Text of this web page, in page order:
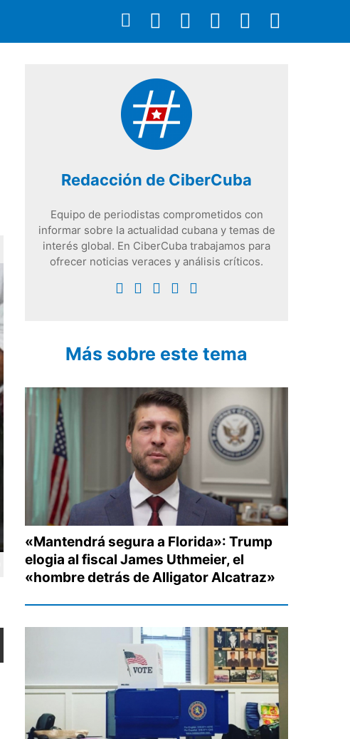
Redacción de CiberCuba
Equipo de periodistas comprometidos con
informar sobre la actualidad cubana y temas de
interés global. En CiberCuba trabajamos para
ofrecer noticias veraces y análisis críticos.
Más sobre este tema
«Mantendrá segura a Florida»: Trump
elogia al fiscal James Uthmeier, el
«hombre detrás de Alligator Alcatraz»